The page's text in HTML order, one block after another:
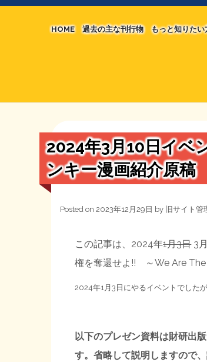
HOME 過去の主な刊行物 もっと知りたい
たかの経世
用語集
2024年3月10日イベ
ンキー漫画紹介原稿
Posted on 2023年12月29日 by 旧サイト管
この記事は、2024年1月3日3
権を奪還せよ!! ～We Are The
2024年1月3日にやるイベントでした
以下のプレゼン資料は財研出
す。省略して説明しますので